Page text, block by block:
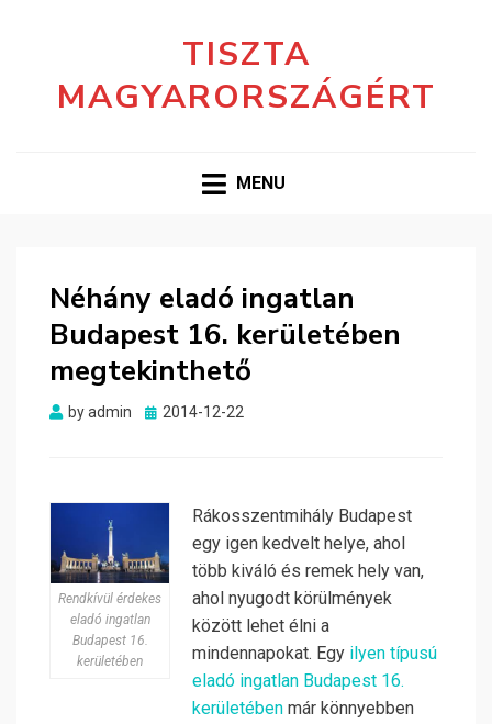
TISZTA
MAGYARORSZÁGÉRT
MENU
Néhány eladó ingatlan
Budapest 16. kerületében
megtekinthető
byadmin
Posted
2014-12-22
Rendkívül érdekes
eladó ingatlan
Budapest 16.
kerületében
Rákosszentmihály Budapest
egy igen kedvelt helye, ahol
több kiváló és remek hely van,
ahol nyugodt körülmények
között lehet élni a
mindennapokat. Egy ilyen típusú
eladó ingatlan Budapest 16.
kerületében már könnyebben